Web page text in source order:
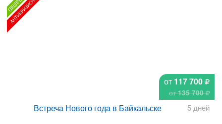
от 117 700
от135 700
5 дней
Встреча Нового года в Байкальске